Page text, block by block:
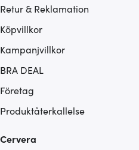
Retur & Reklamation
Köpvillkor
Kampanjvillkor
BRA DEAL
Företag
Produktåterkallelse
Cervera